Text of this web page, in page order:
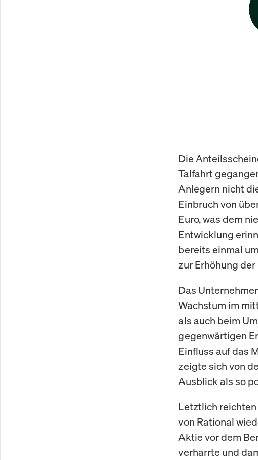
Die
Talfahrt
Anlegern nicht
Einbruch von
Euro, was dem
Entwicklung
bereits einmal
zur Erhöhung
Das
Wachstum im
als auch beim
gegenwärtigen
Einfluss auf das
zeigte sich von
Ausblick als so
Letztlich
von Rational
Aktie vor dem
verharrte und